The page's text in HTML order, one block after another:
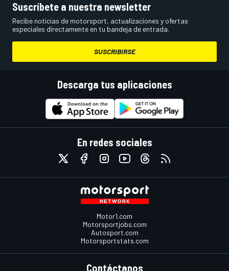
Suscríbete a nuestra newsletter
Recibe noticias de motorsport, actualizaciones y ofertas
especiales directamente en tu bandeja de entrada.
SUSCRIBIRSE
Descarga tus aplicaciones
En redes sociales
Motor1.com
Motorsportjobs.com
Autosport.com
Motorsportstats.com
Contáctanos